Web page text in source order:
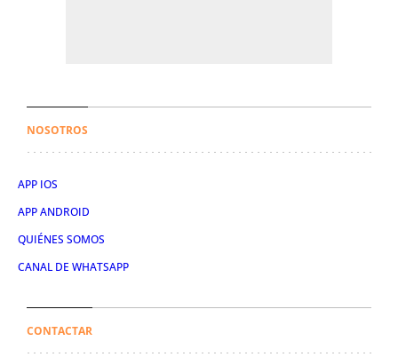
NOSOTROS
APP IOS
APP ANDROID
QUIÉNES SOMOS
CANAL DE WHATSAPP
CONTACTAR